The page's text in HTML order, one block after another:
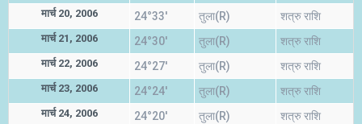
मार्च 20, 2006 24°33' तुला(R) शत्रु राशि
मार्च 21, 2006 24°30' तुला(R) शत्रु राशि
मार्च 22, 2006 24°27' तुला(R) शत्रु राशि
मार्च 23, 2006 24°24' तुला(R) शत्रु राशि
मार्च 24, 2006 24°20' तुला(R) शत्रु राशि